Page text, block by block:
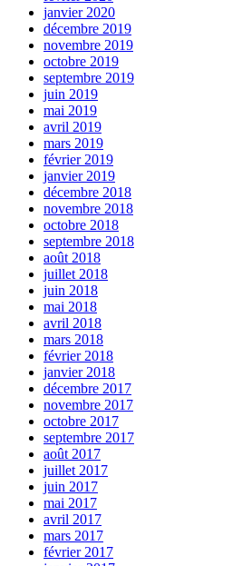
janvier 2020
décembre 2019
novembre 2019
octobre 2019
septembre 2019
juin 2019
mai 2019
avril 2019
mars 2019
février 2019
janvier 2019
décembre 2018
novembre 2018
octobre 2018
septembre 2018
août 2018
juillet 2018
juin 2018
mai 2018
avril 2018
mars 2018
février 2018
janvier 2018
décembre 2017
novembre 2017
octobre 2017
septembre 2017
août 2017
juillet 2017
juin 2017
mai 2017
avril 2017
mars 2017
février 2017